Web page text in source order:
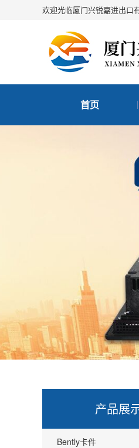
欢迎光临厦门兴锐嘉进出口
首页
产品展
Bently卡件